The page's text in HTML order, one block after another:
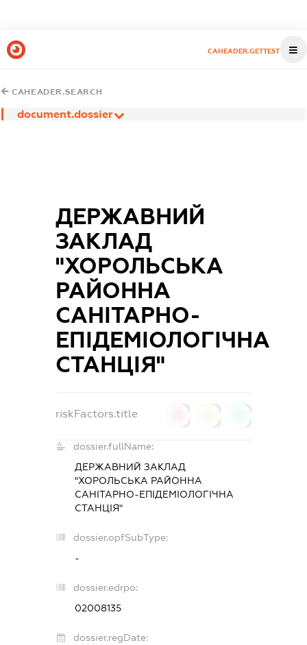
CAHEADER.GETTEST
CAHEADER.SEARCH
document.dossier
ДЕРЖАВНИЙ
ЗАКЛАД
"ХОРОЛЬСЬКА
РАЙОННА
САНІТАРНО-
ЕПІДЕМІОЛОГІЧНА
СТАНЦІЯ"
riskFactors.title
dossier.fullName:
ДЕРЖАВНИЙ ЗАКЛАД
"ХОРОЛЬСЬКА РАЙОННА
САНІТАРНО-ЕПІДЕМІОЛОГІЧНА
СТАНЦІЯ"
dossier.opfSubType:
-
dossier.edrpo:
02008135
dossier.regDate: